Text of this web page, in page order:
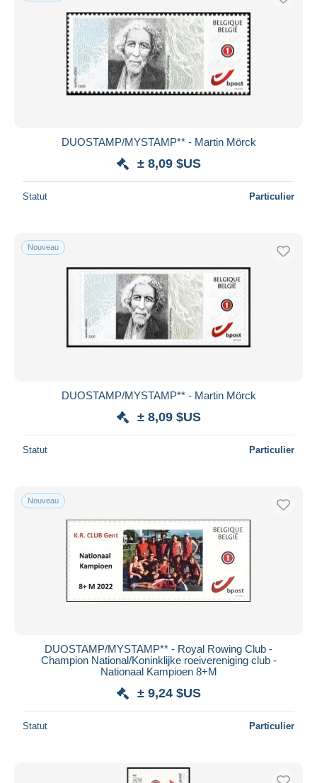
DUOSTAMP/MYSTAMP** - Martin Mörck
± 8,09 $US
Statut Particulier
Nouveau
DUOSTAMP/MYSTAMP** - Martin Mörck
± 8,09 $US
Statut Particulier
Nouveau
DUOSTAMP/MYSTAMP** - Royal Rowing Club -
Champion National/Koninklijke roeivereniging club -
Nationaal Kampioen 8+M
± 9,24 $US
Statut Particulier